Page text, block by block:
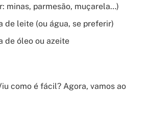
minas, parmesão, muçarela…)
de leite (ou água, se preferir)
de óleo ou azeite
como é fácil? Agora, vamos ao